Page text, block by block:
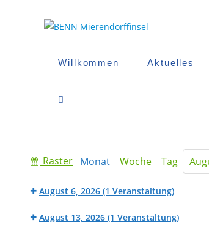
Willkommen Aktuelles
Website-
Anzeigen
Raster Monat Woche Tag Monat
Jahr
August 6, 2026 (1 Veranstaltung)
derAugust 13, 2026 (1 Veranstaltung)